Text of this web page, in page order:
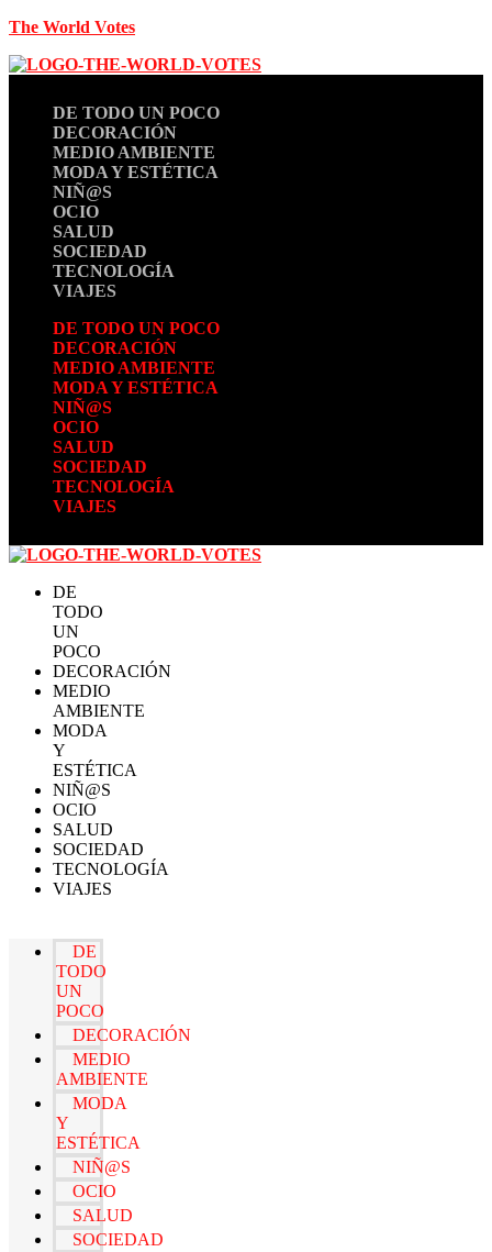
The World Votes
DE TODO UN POCO
DECORACIÓN
MEDIO AMBIENTE
MODA Y ESTÉTICA
NIÑ@S
OCIO
SALUD
SOCIEDAD
TECNOLOGÍA
VIAJES
DE TODO UN POCO
DECORACIÓN
MEDIO AMBIENTE
MODA Y ESTÉTICA
NIÑ@S
OCIO
SALUD
SOCIEDAD
TECNOLOGÍA
VIAJES
DE
TODO
UN
POCO
DECORACIÓN
MEDIO
AMBIENTE
MODA
Y
ESTÉTICA
NIÑ@S
OCIO
SALUD
SOCIEDAD
TECNOLOGÍA
VIAJES
DE
TODO
UN
POCO
DECORACIÓN
MEDIO
AMBIENTE
MODA
Y
ESTÉTICA
NIÑ@S
OCIO
SALUD
SOCIEDAD